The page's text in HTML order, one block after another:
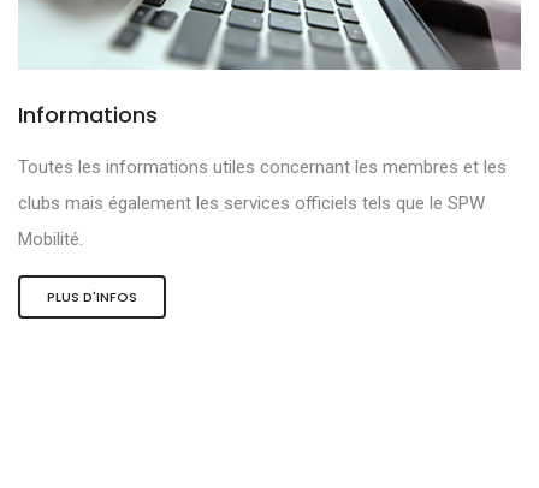
Informations
Toutes les informations utiles concernant les membres et les
clubs mais également les services officiels tels que le SPW
Mobilité.
PLUS D'INFOS